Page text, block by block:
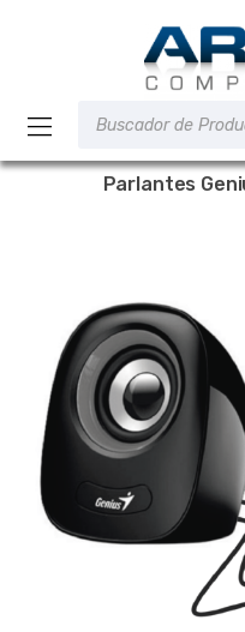
Parlantes